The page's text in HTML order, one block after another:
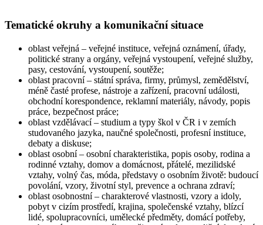
Tematické okruhy a komunikační situace
oblast veřejná – veřejné instituce, veřejná oznámení, úřady,
politické strany a orgány, veřejná vystoupení, veřejné služby,
pasy, cestování, vystoupení, soutěže;
oblast pracovní– státní správa, firmy, průmysl, zemědělství,
méně časté profese, nástroje a zařízení, pracovní události,
obchodní korespondence, reklamní materiály, návody, popis
práce, bezpečnost práce;
oblast vzdělávací– studium a typy škol v ČR i v zemích
studovaného jazyka, naučné společnosti, profesní instituce,
debaty a diskuse;
oblast osobní– osobní charakteristika, popis osoby, rodina a
rodinné vztahy, domov a domácnost, přátelé, mezilidské
vztahy, volný čas, móda, představy o osobním životě: budoucí
povolání, vzory, životní styl, prevence a ochrana zdraví;
oblast osobnostní– charakterové vlastnosti, vzory a idoly,
pobyt v cizím prostředí, krajina, společenské vztahy, blízcí
lidé, spolupracovníci, umělecké předměty, domácí potřeby,